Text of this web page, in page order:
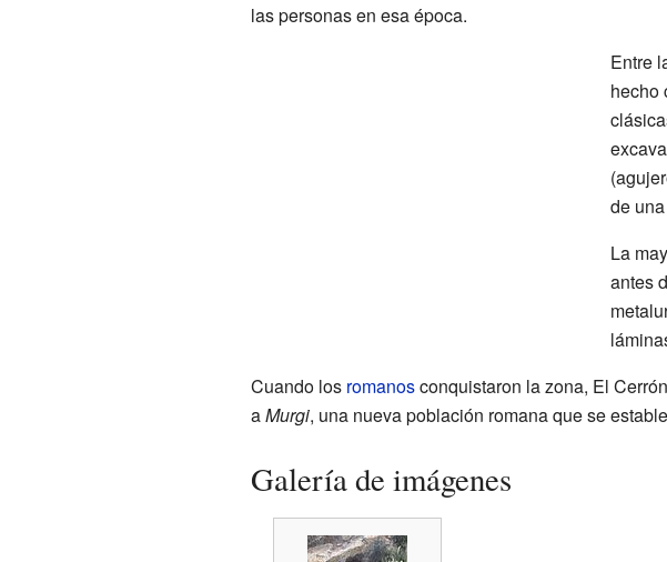
las personas en esa época.
Entre
hecho
de
La
antes
Cuando los romanosconquistaron la zona, El
aMurgi, una nueva población romana que se
Galería de imágenes